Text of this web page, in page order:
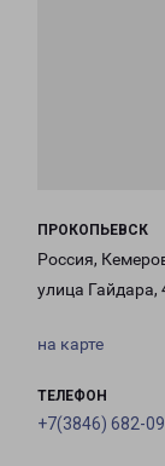
ПРОКОПЬЕВСК
Россия,
улица Гайдара,
на карте
ТЕЛЕФОН
+7(3846) 682-